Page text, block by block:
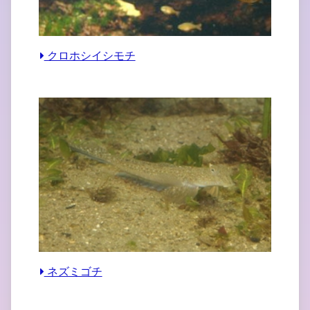
クロホシイシモチ
ネズミゴチ